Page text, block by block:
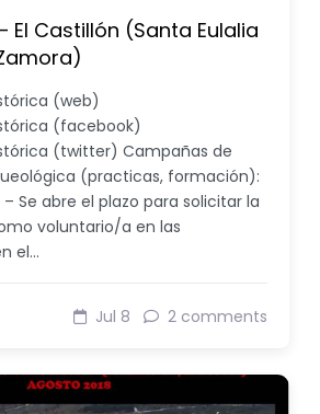
El Castillón (Santa Eulalia
(web)
(facebook)
(twitter) Campañas de
(practicas, formación):
Se abre el plazo para solicitar la
voluntario/a en las
el…
Jul 8 2 comments